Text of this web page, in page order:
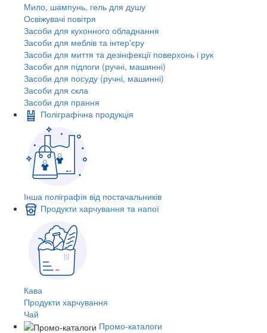
Мило, шампунь, гель для душу
Освіжувачі повітря
Засоби для кухонного обладнання
Засоби для меблів та інтер'єру
Засоби для миття та дезінфекції поверхонь і рук
Засоби для підлоги (ручні, машинні)
Засоби для посуду (ручні, машинні)
Засоби для скла
Засоби для прання
Поліграфічна продукція
Інша поліграфія від постачальників
Продукти харчування та напої
Кава
Продукти харчування
Чай
Промо-каталоги